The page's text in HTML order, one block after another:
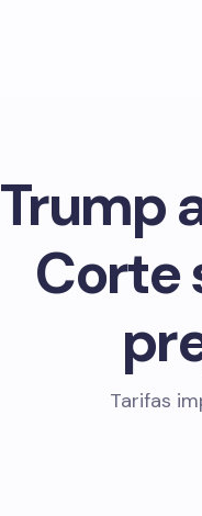
Trump
Corte
Tarifas